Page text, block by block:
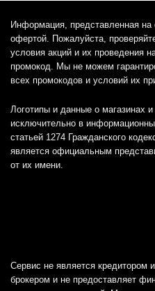
Информация, представленная на
офертой. Пожалуйста,
условия акций и их проведения
промокод. Мы не можем
всех промокодов и условий их
Логотипы и данные о магазинах
исключительно в
статьей 1274 Гражданского
является официальным
от их имени.
Сервис не является кредитором
брокером и не предоставляет